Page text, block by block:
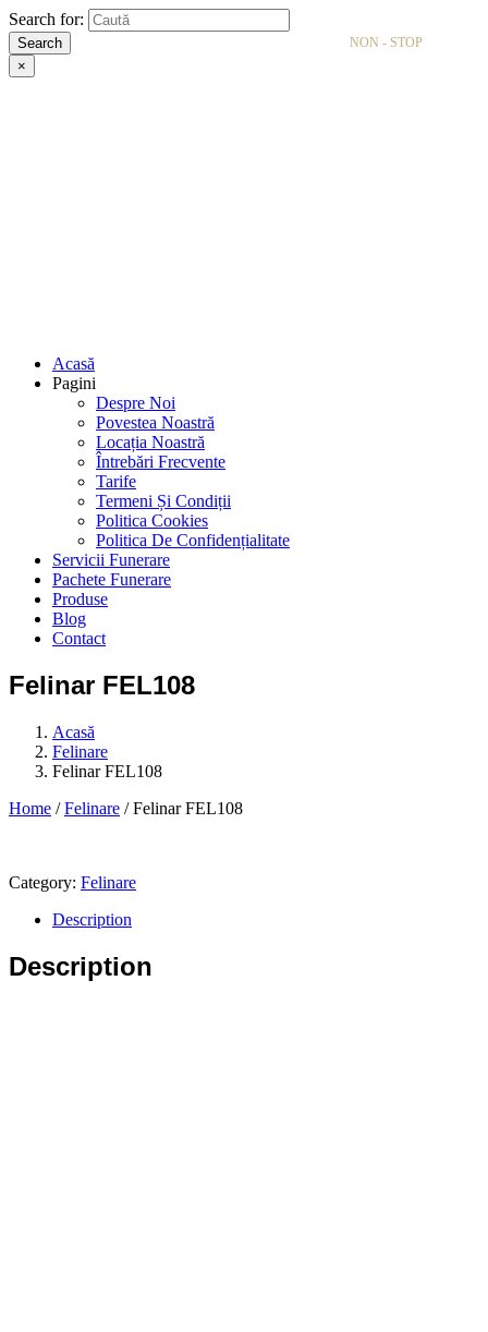
Search for:
Search
×
Acasă
Pagini
Despre Noi
Povestea Noastră
Locația Noastră
Întrebări Frecvente
Tarife
Termeni Și Condiții
Politica Cookies
Politica De Confidențialitate
Servicii Funerare
Pachete Funerare
Produse
Blog
Contact
NON - STOP
Felinar FEL108
Acasă
Felinare
Felinar FEL108
Home /Felinare / Felinar FEL108
Category: Felinare
Description
Description